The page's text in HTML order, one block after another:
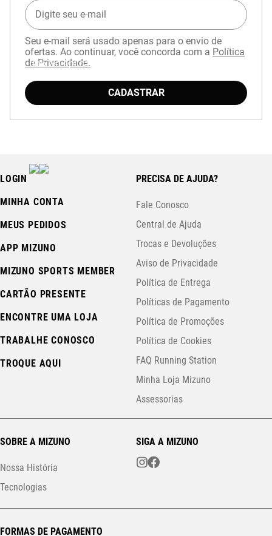
Baixe o aplicativo Mizuno e garanta
com cupomAPP15.
Seu e-mail será usado apenas para o envio de
ofertas. Ao continuar, você concorda com a Política
de Privacidade.
CADASTRAR
LOGIN
MINHA CONTA
MEUS PEDIDOS
APP MIZUNO
MIZUNO SPORTS MEMBER
CARTÃO PRESENTE
ENCONTRE UMA LOJA
TRABALHE CONOSCO
TROQUE AQUI
PRECISA DE AJUDA?
Fale Conosco
Central de Ajuda
Trocas e Devoluções
Aviso de Privacidade
Política de Entrega
Políticas de Pagamento
Política de Promoções
Política de Cookies
FAQ Running Station
Minha Loja Mizuno
Assessorias
SOBRE A MIZUNO
Nossa História
Tecnologias
SIGA A MIZUNO
FORMAS DE PAGAMENTO